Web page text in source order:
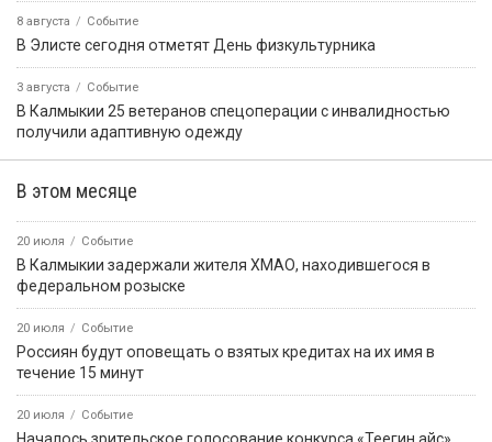
8 августа Событие
В Элисте сегодня отметят День физкультурника
3 августа Событие
В Калмыкии 25 ветеранов спецоперации с инвалидностью
получили адаптивную одежду
В этом месяце
20 июля Событие
В Калмыкии задержали жителя ХМАО, находившегося в
федеральном розыске
20 июля Событие
Россиян будут оповещать о взятых кредитах на их имя в
течение 15 минут
20 июля Событие
Началось зрительское голосование конкурса «Теегин айс»